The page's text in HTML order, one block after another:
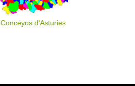
Conceyos d'Asturies